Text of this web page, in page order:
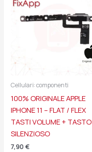
Cellulari: componenti
100% ORIGINALE APPLE
IPHONE 11 – FLAT / FLEX
TASTI VOLUME + TASTO
SILENZIOSO
7,90 €